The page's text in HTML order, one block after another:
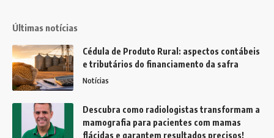
Últimas notícias
Cédula de Produto Rural: aspectos contábeis
e tributários do financiamento da safra
Notícias
Descubra como radiologistas transformam a
mamografia para pacientes com mamas
flácidas e garantem resultados precisos!